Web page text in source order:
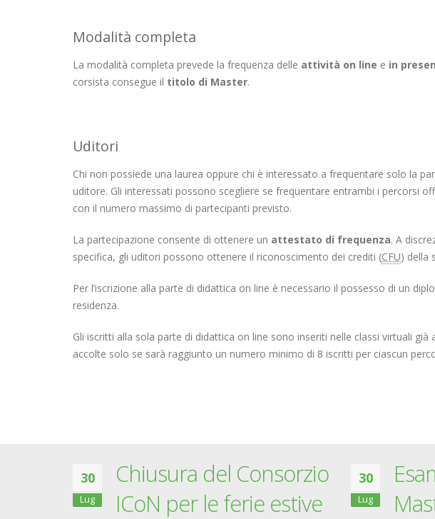
Modalità completa
La modalità completa prevede la frequenza delle attività on line e in
corsista consegue il titolo di Master.
Uditori
Chi non possiede una laurea oppure chi è interessato a frequentare solo la
uditore. Gli interessati possono scegliere se frequentare entrambi i percorsi
con il numero massimo di partecipanti previsto.
La partecipazione consente di ottenere un attestato di frequenza. A
specifica, gli uditori possono ottenere il riconoscimento dei crediti (CFU) della
Per l’iscrizione alla parte di didattica on line è necessario il possesso di un
residenza.
Gli iscritti alla sola parte di didattica on line sono inseriti nelle classi virtuali
accolte solo se sarà raggiunto un numero minimo di 8 iscritti per ciascun
30
Lug
Chiusura del Consorzio
ICoN per le ferie estive
30
Lug